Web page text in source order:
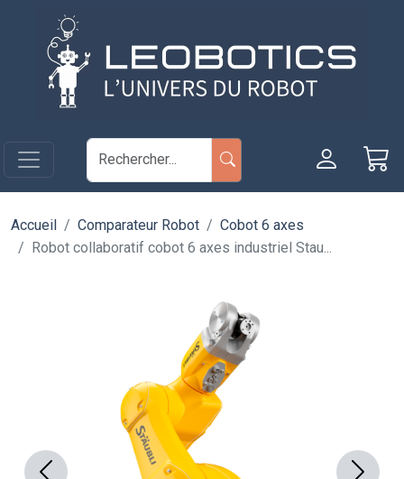
Aller au contenu principal
Accueil Comparateur Robot
Cobot 6 axes
Robot collaboratif cobot 6 axes industriel Stau...
Panneau de gestion des cookies